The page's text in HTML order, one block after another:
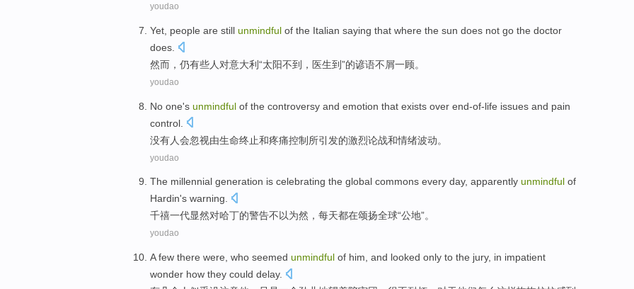
youdao
Yet people are still unmindful of the Italian saying that where the sun does not go the doctor
does.
然而 ， 仍有些人 对意大利 “太阳不到， 医生到”的谚语不屑一顾。
youdao
No one's unmindful of the controversy and emotion that exists over end-of-life issues and pain
control
没有人会忽视由生命终止和疼痛控制所引发的激烈论战和情绪波动。
youdao
The millennial generation is celebrating the global commons every day, apparently unmindful of
Hardin's warning.
千禧一代显然对哈丁的警告不以为然， 每天都在颂扬全球“公地”。
youdao
A few there were who seemed unmindful of him , and looked only to the jury, in impatient
wonder how they could delay.